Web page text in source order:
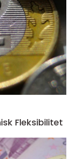
Fleksibilitet